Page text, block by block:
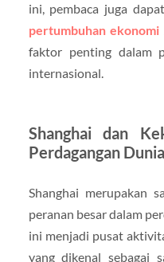
ini, pembaca juga
pertumbuhan ekonomi
faktor penting dalam
internasional.
Shanghai dan
Perdagangan Dunia
Shanghai merupakan
peranan besar dalam
ini menjadi pusat
yang dikenal sebagai